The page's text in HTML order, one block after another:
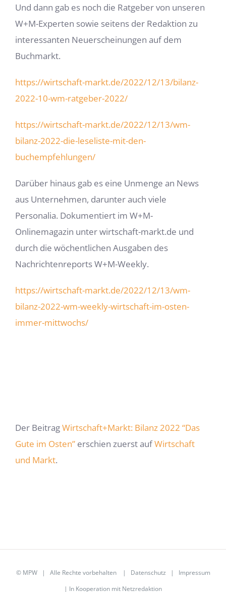
Und dann gab es noch die Ratgeber von unseren
W+M-Experten sowie seitens der Redaktion zu
interessanten Neuerscheinungen auf dem
Buchmarkt.
https://wirtschaft-markt.de/2022/12/13/bilanz-
2022-10-wm-ratgeber-2022/
https://wirtschaft-markt.de/2022/12/13/wm-
bilanz-2022-die-leseliste-mit-den-
buchempfehlungen/
Darüber hinaus gab es eine Unmenge an News
aus Unternehmen, darunter auch viele
Personalia. Dokumentiert im W+M-
Onlinemagazin unter wirtschaft-markt.de und
durch die wöchentlichen Ausgaben des
Nachrichtenreports W+M-Weekly.
https://wirtschaft-markt.de/2022/12/13/wm-
bilanz-2022-wm-weekly-wirtschaft-im-osten-
immer-mittwochs/
Der BeitragWirtschaft+Markt: Bilanz 2022 “Das
Gute im Osten” erschien zuerst aufWirtschaft
und Markt.
© MPW| Alle Rechte vorbehalten | Datenschutz | Impressum
| In Kooperation mit Netzredaktion